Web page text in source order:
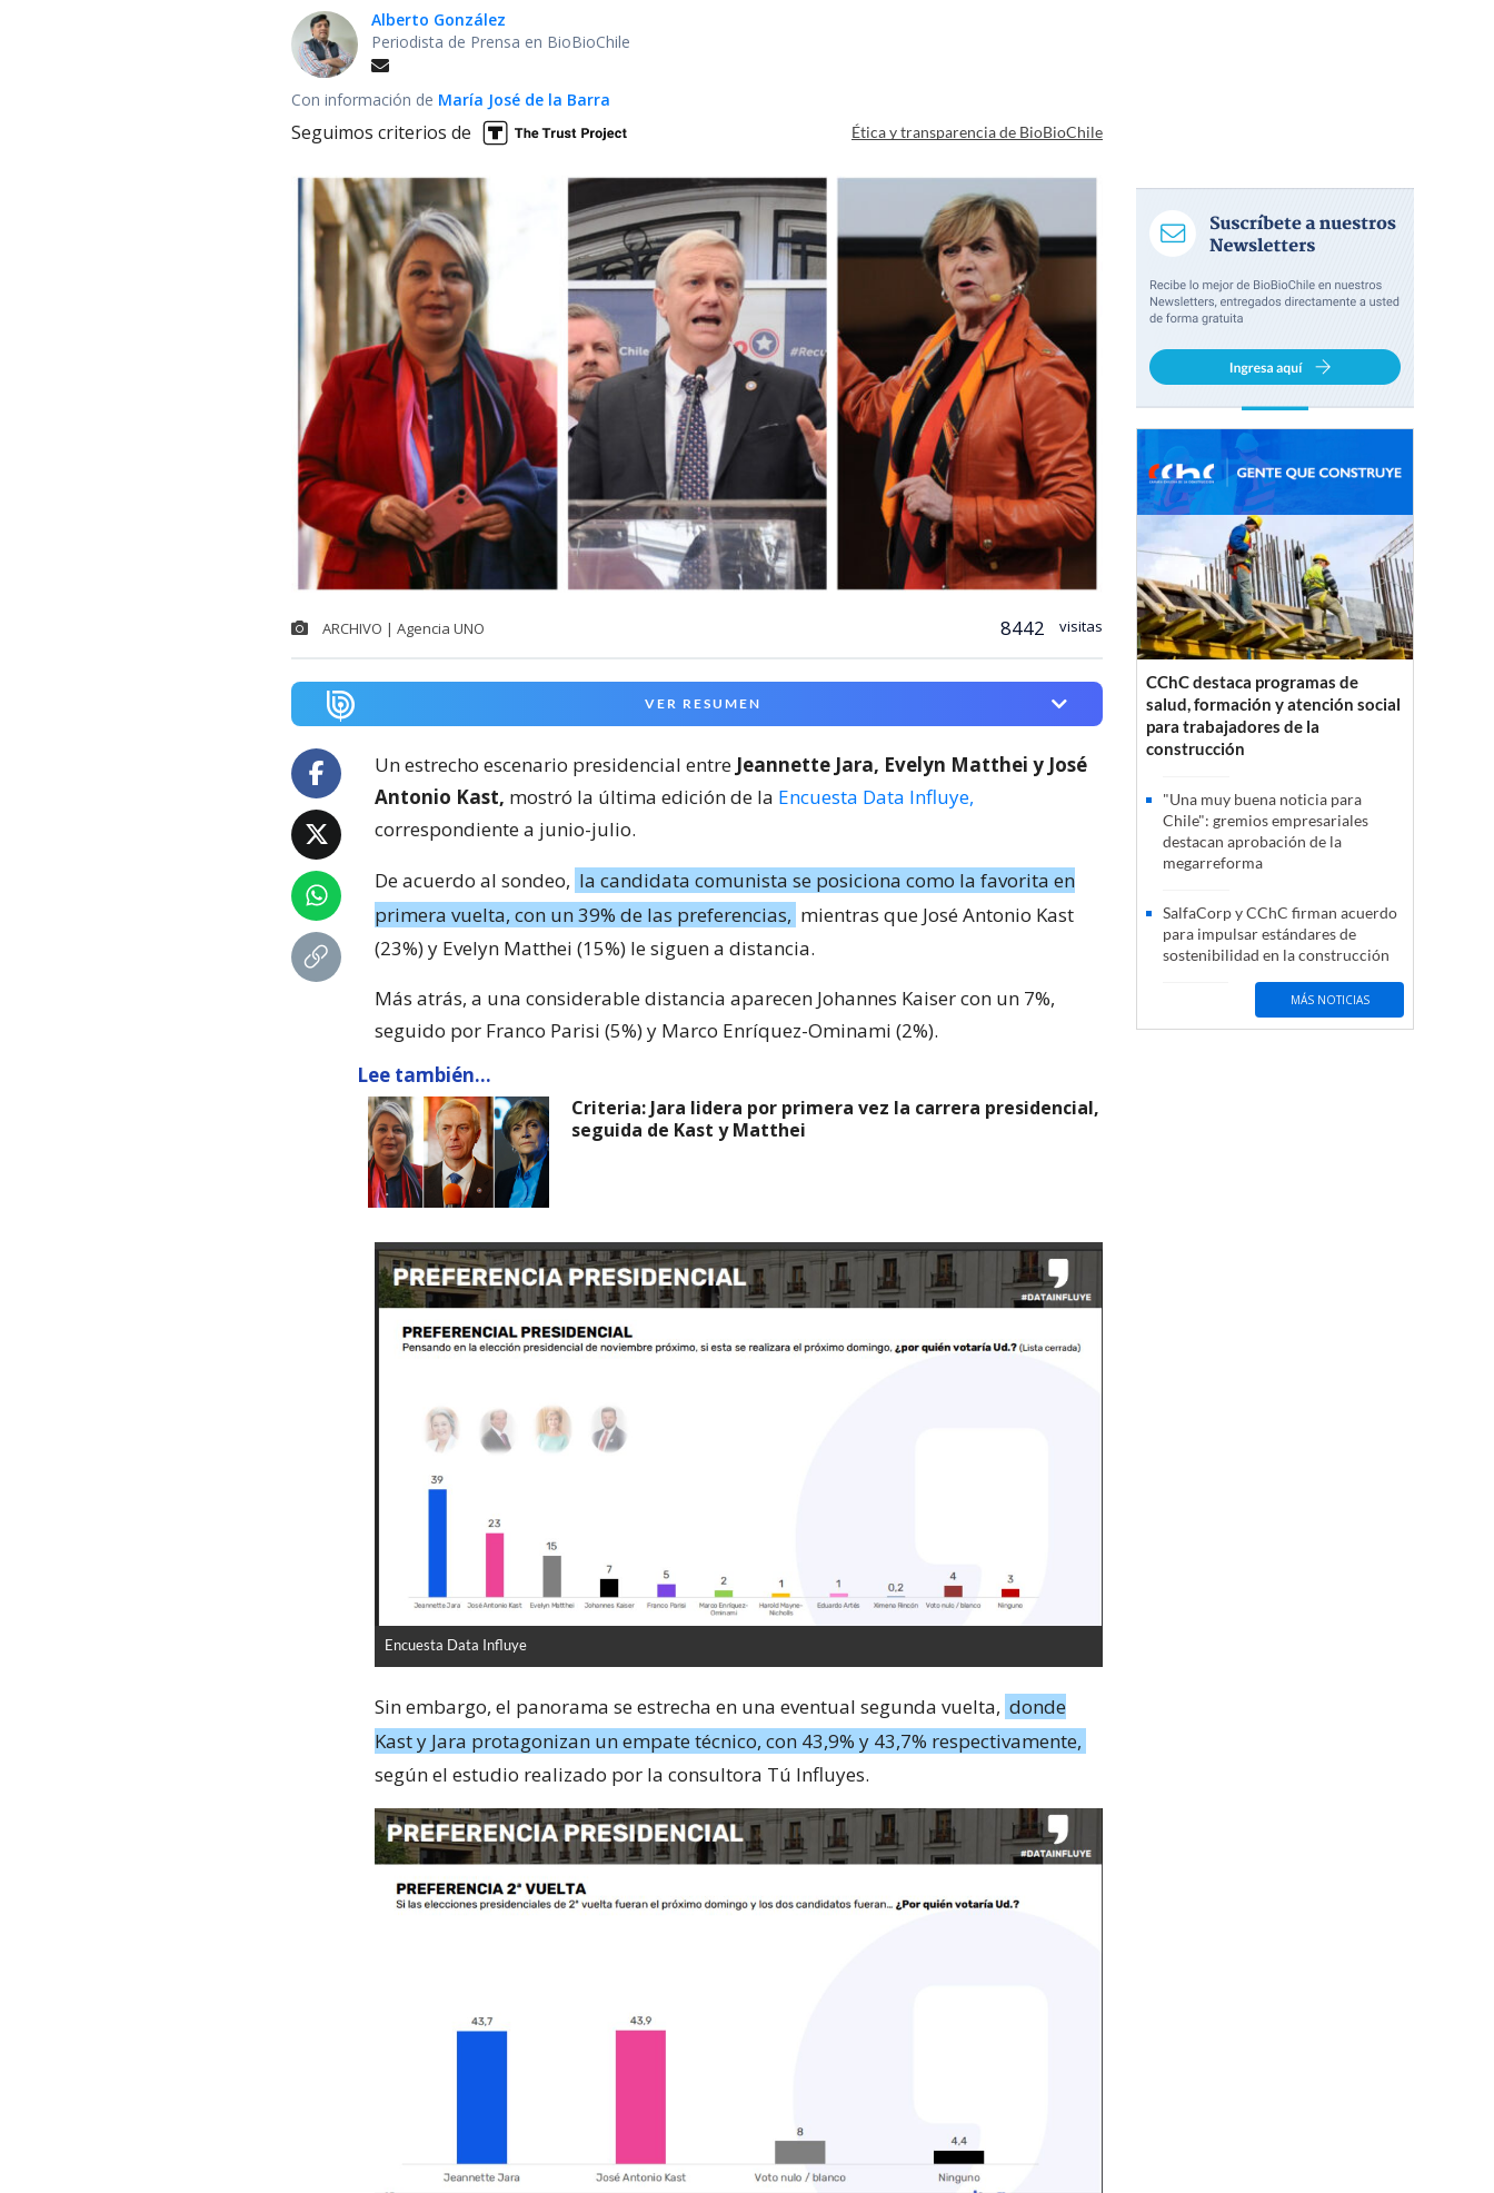
Alberto González
Periodista de Prensa en BioBioChile
Con información de María José de la Barra
Seguimos criterios de Ética y transparencia de BioBioChile
ARCHIVO | Agencia UNO 8442 visitas
VER RESUMEN
Un estrecho escenario presidencial entre Jeannette Jara, Evelyn Matthei y José
Antonio Kast, mostró la última edición de la Encuesta Data Influye,
correspondiente a junio-julio.
De acuerdo al sondeo, la candidata comunista se posiciona como la favorita en
primera vuelta, con un 39% de las preferencias, mientras que José Antonio Kast
(23%) y Evelyn Matthei (15%) le siguen a distancia.
Más atrás, a una considerable distancia aparecen Johannes Kaiser con un 7%,
seguido por Franco Parisi (5%) y Marco Enríquez-Ominami (2%).
Lee también...
Criteria: Jara lidera por primera vez la carrera presidencial,
seguida de Kast y Matthei
Encuesta Data Influye
Sin embargo, el panorama se estrecha en una eventual segunda vuelta, donde
Kast y Jara protagonizan un empate técnico, con 43,9% y 43,7% respectivamente,
según el estudio realizado por la consultora Tú Influyes.
CChC destaca programas de
salud, formación y atención social
para trabajadores de la
construcción
"Una muy buena noticia para
Chile": gremios empresariales
destacan aprobación de la
megarreforma
SalfaCorp y CChC firman acuerdo
para impulsar estándares de
sostenibilidad en la construcción
MÁS NOTICIAS